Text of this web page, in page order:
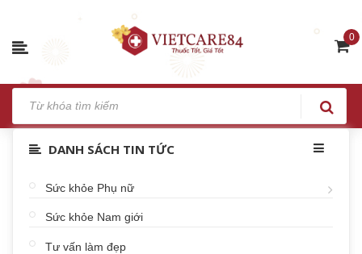
0
DANH SÁCH TIN TỨC
Sức khỏe Phụ nữ
Sức khỏe Nam giới
Tư vấn làm đẹp